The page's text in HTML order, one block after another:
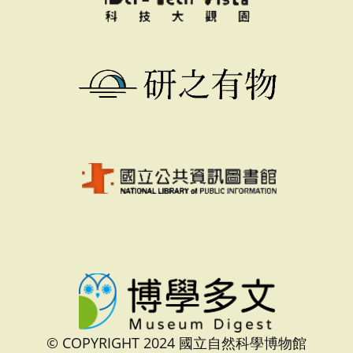
© COPYRIGHT 2024 國立自然科學博物館